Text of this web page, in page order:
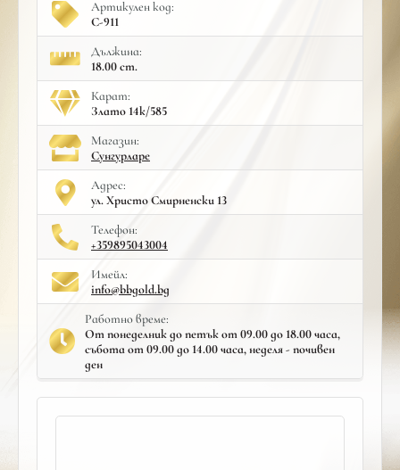
Артикулен код:
С-911
Дължина:
18.00 cm.
Карат:
Злато 14к/585
Mагазин:
Сунгурларе
Адрес:
ул. Христо Смирненски 13
Телефон:
+359895043004
Имейл:
info@bbgold.bg
Работно време:
От понеделник до петък от 09.00 до 18.00 часа,
събота от 09.00 до 14.00 часа, неделя - почивен
ден